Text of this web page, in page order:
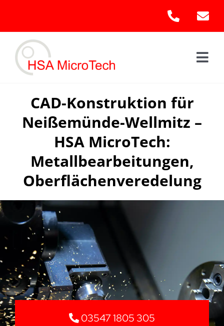
content
CAD-Konstruktion für
Neißemünde-Wellmitz –
HSA MicroTech:
Metallbearbeitungen,
Oberflächenveredelung
03547 1805 305